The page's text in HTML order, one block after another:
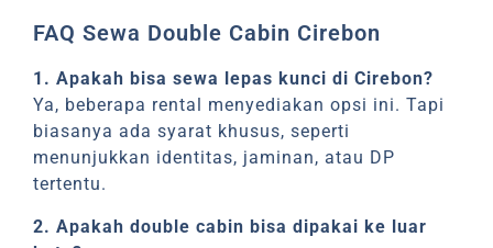
FAQ Sewa Double Cabin Cirebon
1. Apakah bisa sewa lepas kunci di Cirebon?
Ya, beberapa rental menyediakan opsi ini. Tapi
biasanya ada syarat khusus, seperti
menunjukkan identitas, jaminan, atau DP
tertentu.
2. Apakah double cabin bisa dipakai ke luar